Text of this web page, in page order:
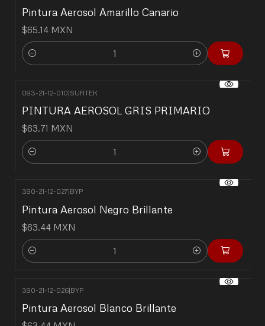
Pintura Aerosol Amarillo Canario
$65.14 MXN
Cantidad
093-21-12-010|SURTEK
PINTURA AEROSOL GRIS PRIMARIO
$63.71 MXN
Cantidad
390-21-12-027|BYP
Pintura Aerosol Negro Brillante
$63.44 MXN
Cantidad
390-21-12-026|BYP
Pintura Aerosol Blanco Brillante